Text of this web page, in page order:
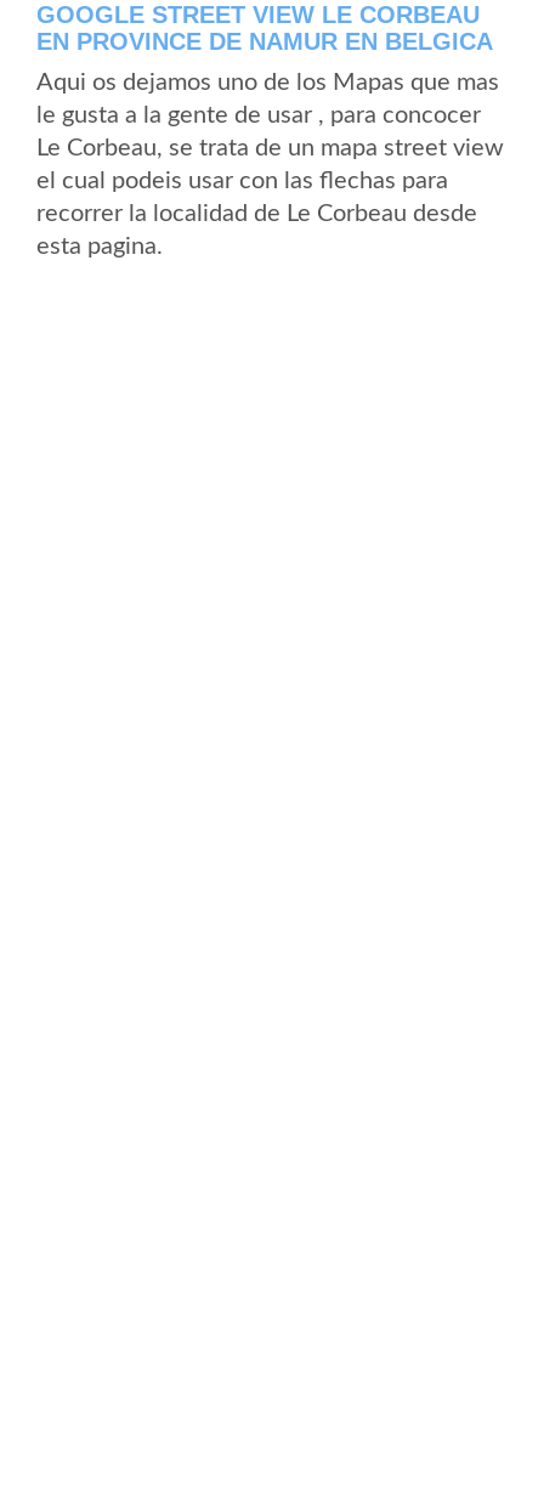
GOOGLE STREET VIEW LE CORBEAU
EN PROVINCE DE NAMUR EN BELGICA
Aqui os dejamos uno de los Mapas que mas
le gusta a la gente de usar , para concocer
Le Corbeau, se trata de un mapa street view
el cual podeis usar con las flechas para
recorrer la localidad de Le Corbeau desde
esta pagina.